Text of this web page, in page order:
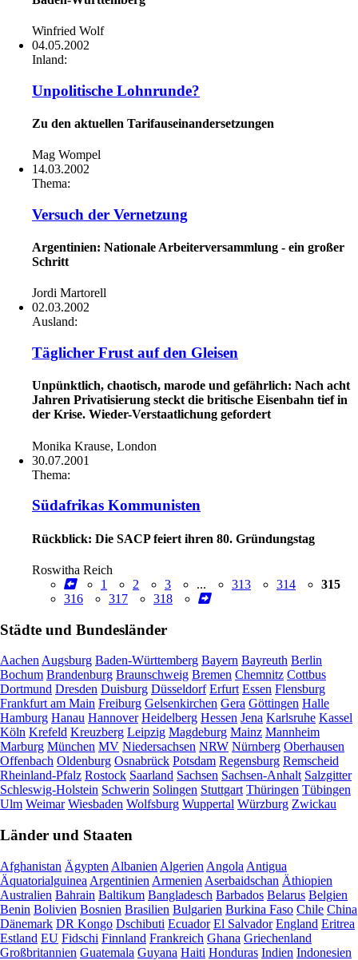
Winfried Wolf
04.05.2002
Inland:
Unpolitische Lohnrunde?
Zu den aktuellen Tarifauseinandersetzungen
Mag Wompel
14.03.2002
Thema:
Versuch der Vernetzung
Argentinien: Nationale Arbeiterversammlung - ein großer
Schritt
Jordi Martorell
02.03.2002
Ausland:
Täglicher Frust auf den Gleisen
Unpünktlich, chaotisch, marode und gefährlich: Nach acht
Jahren Privatisierung steckt die britische Eisenbahn tief in
der Krise. Wieder-Verstaatlichung gefordert
Monika Krause, London
30.07.2001
Thema:
Südafrikas Kommunisten
Rückblick: Die SACP feiert ihren 80. Gründungstag
Roswitha Reich
1
2 3 ... 313 314
315
316
317 318
Städte und Bundesländer
Aachen Augsburg Baden-Württemberg Bayern Bayreuth Berlin
Bochum Brandenburg Braunschweig Bremen Chemnitz Cottbus
Dortmund Dresden Duisburg Düsseldorf Erfurt Essen Flensburg
Frankfurt am Main Freiburg Gelsenkirchen Gera Göttingen Halle
Hamburg Hanau Hannover Heidelberg Hessen Jena Karlsruhe Kassel
Köln Krefeld Kreuzberg Leipzig Magdeburg Mainz Mannheim
Marburg München MV Niedersachsen NRW Nürnberg Oberhausen
Offenbach Oldenburg Osnabrück Potsdam Regensburg Remscheid
Rheinland-Pfalz Rostock Saarland Sachsen Sachsen-Anhalt Salzgitter
Schleswig-Holstein Schwerin Solingen Stuttgart Thüringen Tübingen
Ulm Weimar Wiesbaden Wolfsburg Wuppertal Würzburg Zwickau
Länder und Staaten
Afghanistan Ägypten Albanien Algerien Angola Antigua
Äquatorialguinea Argentinien Armenien Aserbaidschan Äthiopien
Australien Bahrain Baltikum Bangladesch Barbados Belarus Belgien
Benin Bolivien Bosnien Brasilien Bulgarien Burkina Faso Chile China
Dänemark DR Kongo Dschibuti Ecuador El Salvador England Eritrea
Estland EU Fidschi Finnland Frankreich Ghana Griechenland
Großbritannien Guatemala Guyana Haiti Honduras Indien Indonesien